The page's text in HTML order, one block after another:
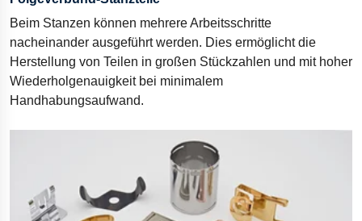
Beim Stanzen können mehrere Arbeitsschritte
nacheinander ausgeführt werden. Dies ermöglicht die
Herstellung von Teilen in großen Stückzahlen und mit hoher
Wiederholgenauigkeit bei minimalem
Handhabungsaufwand.